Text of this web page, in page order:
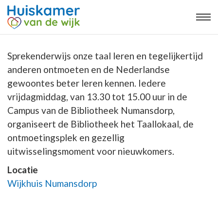
Sprekenderwijs onze taal leren en tegelijkertijd
anderen ontmoeten en de Nederlandse
gewoontes beter leren kennen. Iedere
vrijdagmiddag, van 13.30 tot 15.00 uur in de
Campus van de Bibliotheek Numansdorp,
organiseert de Bibliotheek het Taallokaal, de
ontmoetingsplek en gezellig
uitwisselingsmoment voor nieuwkomers.
Locatie
Wijkhuis Numansdorp